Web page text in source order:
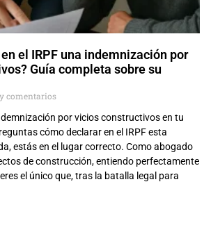
el IRPF una indemnización por
Guía completa sobre su
comentarios
por vicios constructivos en tu
cómo declarar en el IRPF esta
estás en el lugar correcto. Como abogado
de construcción, entiendo perfectamente
el único que, tras la batalla legal para